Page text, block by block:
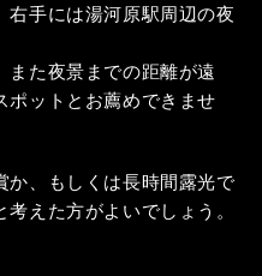
右手には湯河原駅周辺の夜
また夜景までの距離が遠
ポットとお薦めできませ
か、もしくは長時間露光で
えた方がよいでしょう。